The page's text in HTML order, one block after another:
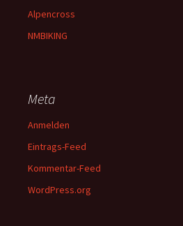
Alpencross
NMBIKING
Meta
Anmelden
Eintrags-Feed
Kommentar-Feed
WordPress.org